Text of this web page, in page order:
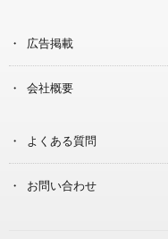
広告掲載
会社概要
よくある質問
お問い合わせ